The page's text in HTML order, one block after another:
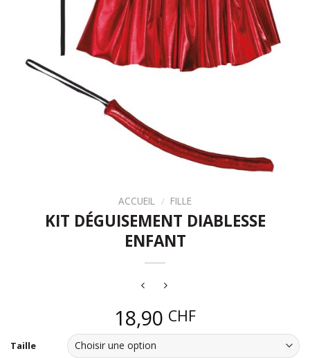
ACCUEIL / FILLE
KIT DÉGUISEMENT DIABLESSE
ENFANT
18,90 CHF
Taille